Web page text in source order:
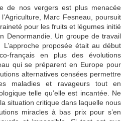
de nos vergers est plus menacée
Marc Fesneau, poursuit
pour les fruits et légumes initié
Denormandie. Un groupe de travail
proposée était au début
français en plus des évolutions
qui se préparent en Europe pour
alternatives censées permettre
maladies et ravageurs tout en
telle qu’elle est incantée. Ne
situation critique dans laquelle nous
miracles à bas prix pour s’en